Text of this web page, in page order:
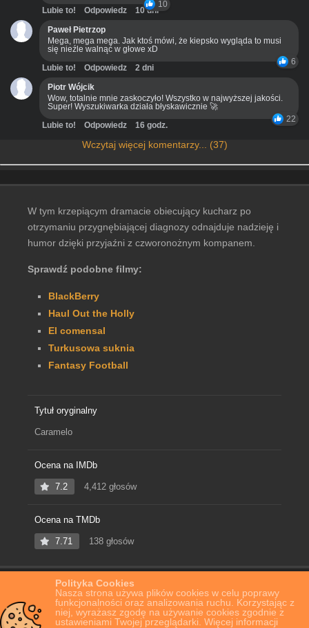
Polityka Cookies
Nasza strona używa plików cookies w celu poprawy
funkcjonalności oraz analizowania ruchu. Korzystając z
niej, wyrażasz zgodę na używanie cookies zgodnie z
ustawieniami Twojej przeglądarki. Więcej informacji
10
Lubie to! Odpowiedz
10 dni
Paweł Pietrzop
Mega, mega mega. Jak ktoś mówi, że kiepsko wygląda to musi
się nieźle walnąć w głowe xD
6
Lubie to! Odpowiedz
2 dni
Piotr Wójcik
Wow, totalnie mnie zaskoczyło! Wszystko w najwyższej jakości.
Super! Wyszukiwarka działa błyskawicznie 🚀
22
Lubie to! Odpowiedz 16 godz.
Wczytaj więcej komentarzy... (37)
W tym krzepiącym dramacie obiecujący kucharz po
otrzymaniu przygnębiającej diagnozy odnajduje nadzieję i
humor dzięki przyjaźni z czworonożnym kompanem.
Sprawdź podobne filmy:
BlackBerry
Haul Out the Holly
El comensal
Turkusowa suknia
Fantasy Football
Tytuł oryginalny
Caramelo
Ocena na IMDb
7.2 4,412 głosów
Ocena na TMDb
7.71 138 głosów
Film Online Caramelo